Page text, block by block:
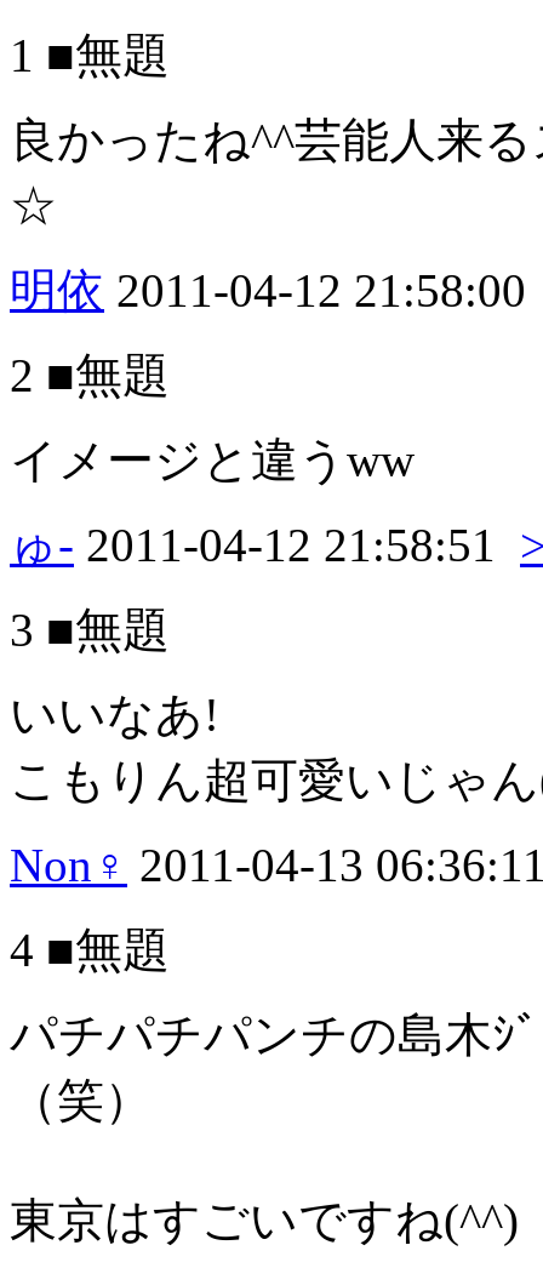
1 ■無題
良かったね^^芸能人来
☆
明依 2011-04-12 21:58:00
2 ■無題
イメージと違うww
ゅ- 2011-04-12 21:58:51
3 ■無題
いいなあ!
こもりん超可愛いじゃん
Non♀ 2011-04-13
4 ■無題
パチパチパンチの島木ｼ
（笑）
東京はすごいですね(^^)